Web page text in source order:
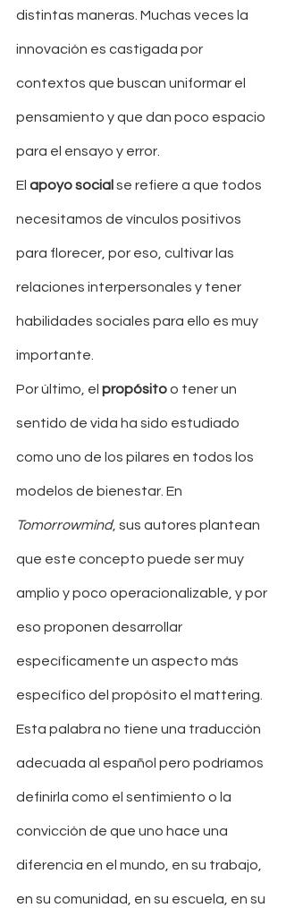
distintas maneras. Muchas veces la
innovación es castigada por
contextos que buscan uniformar el
pensamiento y que dan poco espacio
para el ensayo y error.
El apoyo social se refiere a que todos
necesitamos de vínculos positivos
para florecer, por eso, cultivar las
relaciones interpersonales y tener
habilidades sociales para ello es muy
importante.
Por último, el propósito o tener un
sentido de vida ha sido estudiado
como uno de los pilares en todos los
modelos de bienestar. En
Tomorrowmind, sus autores plantean
que este concepto puede ser muy
amplio y poco operacionalizable, y por
eso proponen desarrollar
específicamente un aspecto más
específico del propósito el mattering.
Esta palabra no tiene una traducción
adecuada al español pero podríamos
definirla como el sentimiento o la
convicción de que uno hace una
diferencia en el mundo, en su trabajo,
en su comunidad, en su escuela, en su